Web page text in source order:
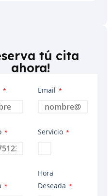
tú cita
ahora!
* Email *
* Servicio *
*
Hora
Deseada *